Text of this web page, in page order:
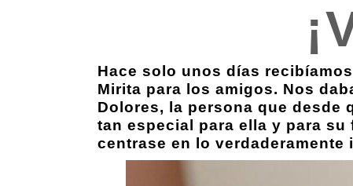
Hace solo unos días
Mirita para los amigos. Nos
Dolores, la persona que desde
tan especial para ella y para
centrase en lo verdaderamente